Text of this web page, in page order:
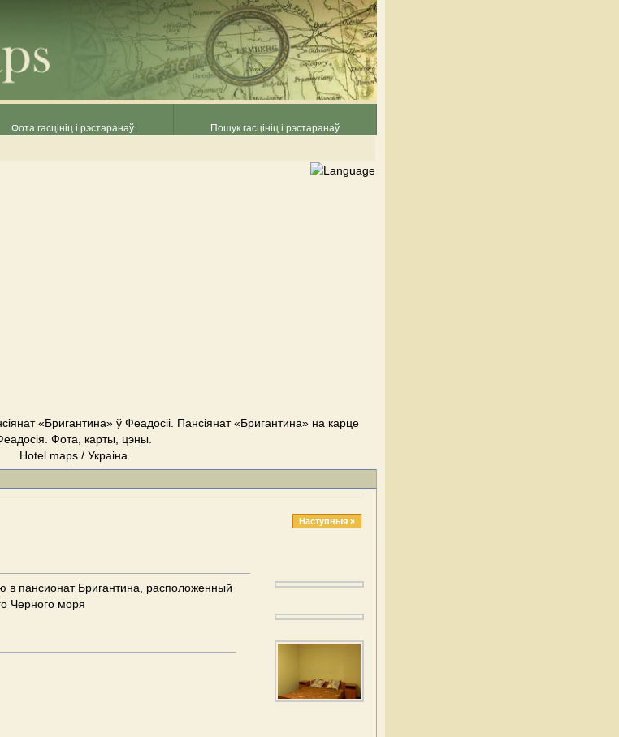
Фота гасцініц і рэстаранаў Пошук гасцініц і рэстаранаў
«Бригантина» ў Феадосіі. Пансіянат «Бригантина» на карце
Фота, карты, цэны.
Hotel maps / Украіна
Наступныя »
пансионат Бригантина, расположенный
Черного моря